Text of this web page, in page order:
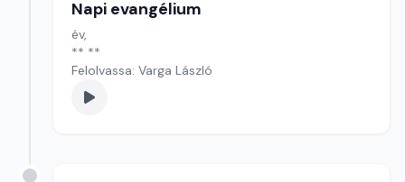
Napi evangélium
év,
** **
Felolvassa: Varga László